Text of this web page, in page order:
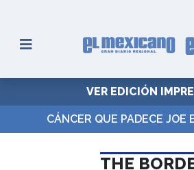
VER EDICIÓN
CÁNCER QUE PADECE JOE
THE